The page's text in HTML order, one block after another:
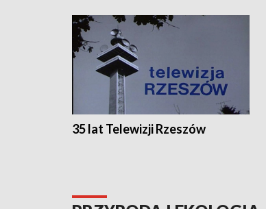
35 lat Telewizji Rzeszów